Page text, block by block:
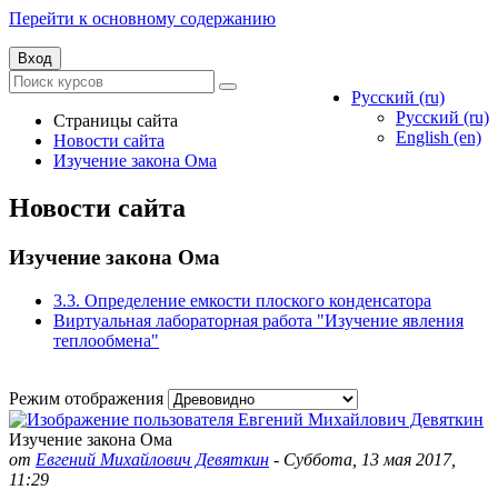
Перейти к основному содержанию
Вход
Русский ‎(ru)‎
Русский ‎(ru)‎
English ‎(en)‎
Страницы сайта
Новости сайта
Изучение закона Ома
Новости сайта
Изучение закона Ома
3.3. Определение емкости плоского конденсатора
Виртуальная лабораторная работа "Изучение явления
теплообмена"
Режим отображения
Изучение закона Ома
от Евгений Михайлович Девяткин - Суббота, 13 мая 2017,
11:29